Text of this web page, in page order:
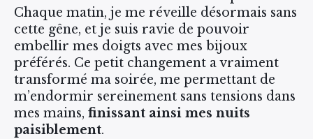
Chaque matin, je me réveille désormais sans
cette gêne, et je suis ravie de pouvoir
embellir mes doigts avec mes bijoux
préférés. Ce petit changement a vraiment
transformé ma soirée, me permettant de
m’endormir sereinement sans tensions dans
mes mains, finissant ainsi mes nuits
paisiblement.